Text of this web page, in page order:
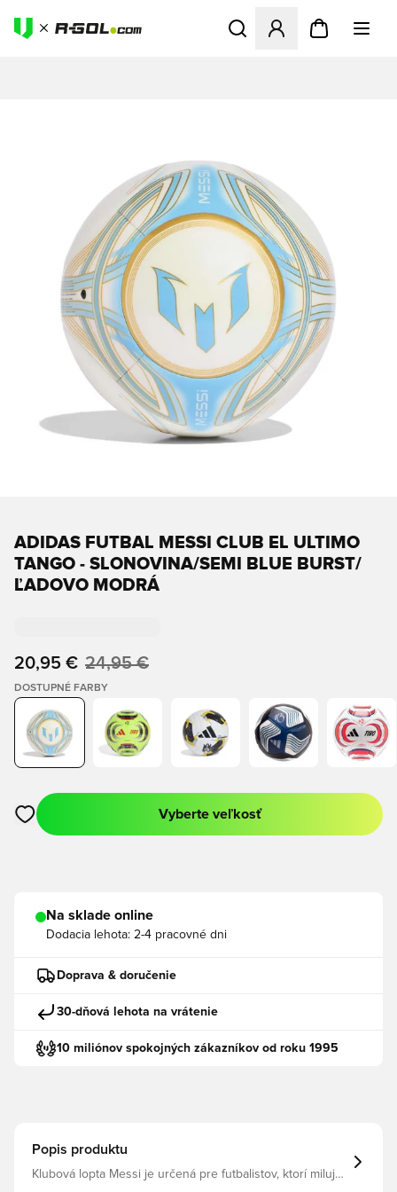
Otvorí modál na
ADIDAS FUTBAL MESSI CLUB EL ULTIMO
TANGO - SLONOVINA/SEMI BLUE BURST/
ĽADOVO MODRÁ
20,95 € 24,95 €
DOSTUPNÉ FARBY
Otvorí modál na prihlásenie alebo registráciu ako člen
Vyberte veľkosť
Na sklade online
Dodacia lehota: 2-4 pracovné dni
Doprava & doručenie
30-dňová lehota na vrátenie
10 miliónov spokojných zákazníkov od roku 1995
Popis produktu
Klubová lopta Messi je určená pre futbalistov, ktorí milujú